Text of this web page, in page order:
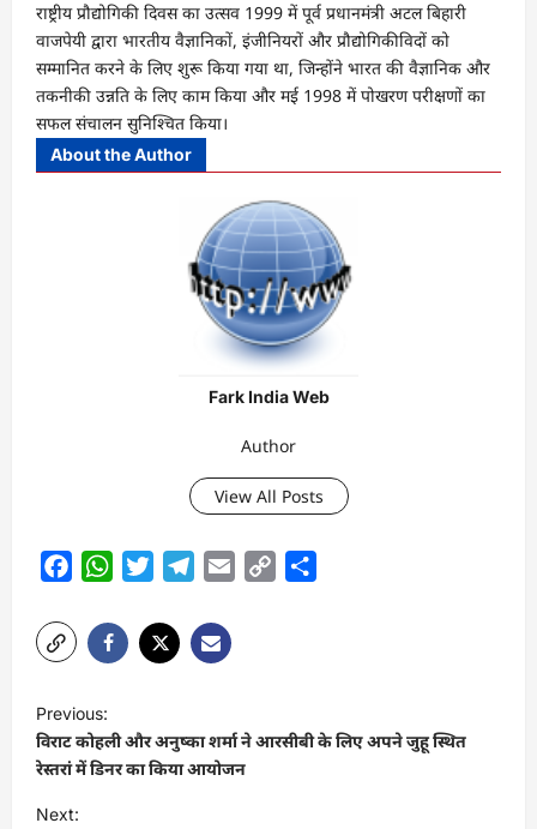
राष्ट्रीय प्रौद्योगिकी दिवस का उत्सव 1999 में पूर्व प्रधानमंत्री अटल बिहारी
वाजपेयी द्वारा भारतीय वैज्ञानिकों, इंजीनियरों और प्रौद्योगिकीविदों को
सम्मानित करने के लिए शुरू किया गया था, जिन्होंने भारत की वैज्ञानिक और
तकनीकी उन्नति के लिए काम किया और मई 1998 में पोखरण परीक्षणों का
सफल संचालन सुनिश्चित किया।
About the Author
Fark India Web
Author
View All Posts
FacebookWhatsAppTwitterTelegram
Email
Copy
o
s
t
Previous:
विराट कोहली और अनुष्का शर्मा ने आरसीबी के लिए अपने जुहू स्थित
रेस्तरां में डिनर का किया आयोजन
Next: